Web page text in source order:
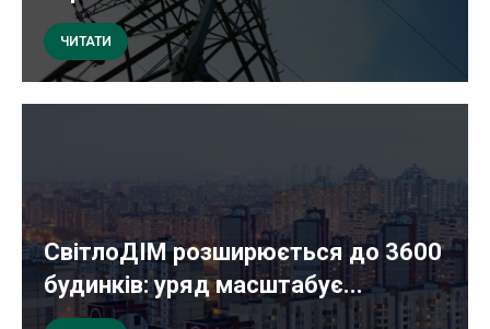
ЧИТАТИ
СвітлоДІМ розширюється до 3600
будинків: уряд масштабує...